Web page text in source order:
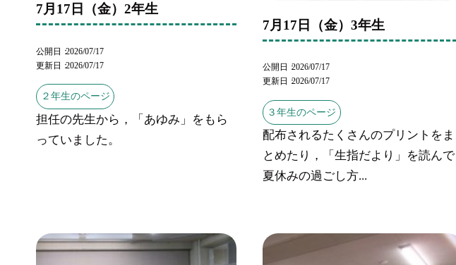
7月17日（金）2年生
公開日 2026/07/17
更新日 2026/07/17
２年生のページ
担任の先生から，「あゆみ」をもら
っていました。
7月17日（金）3年生
公開日
2026/07/17
更新日
2026/07/17
３年生のページ
配布されるたくさんのプリントをま
とめたり，「生指だより」を読んで
夏休みの過ごし方...